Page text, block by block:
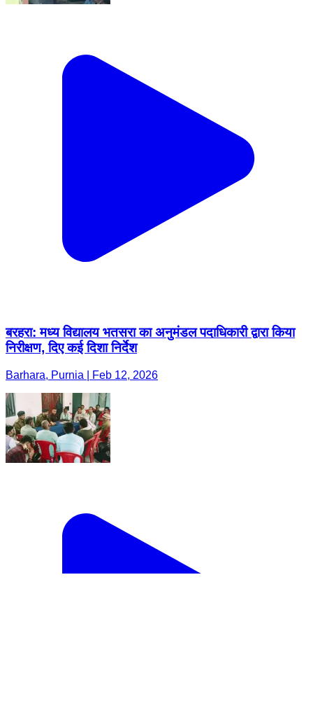
बरहरा: मध्य विद्यालय भतसरा का अनुमंडल पदाधिकारी द्वारा किया
निरीक्षण, दिए कई दिशा निर्देश
Barhara, Purnia | Feb 12, 2026